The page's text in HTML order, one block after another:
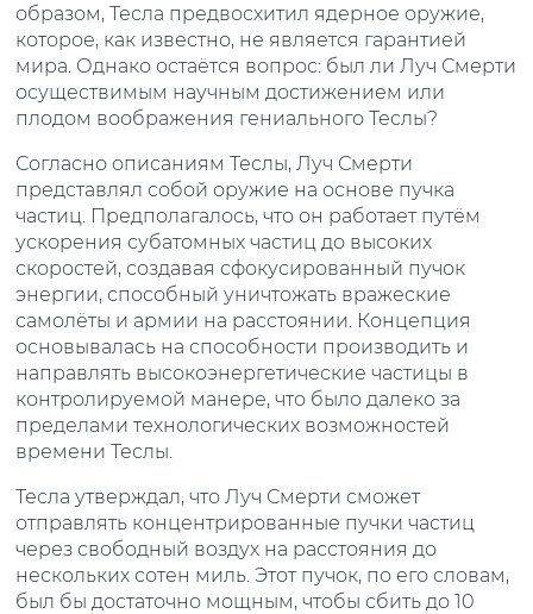
образом, Тесла предвосхитил ядерное оружие,
которое, как известно, не является гарантией
мира. Однако остаётся вопрос: был ли Луч Смерти
осуществимым научным достижением или
плодом воображения гениального Теслы?
Согласно описаниям Теслы, Луч Смерти
представлял собой оружие на основе пучка
частиц. Предполагалось, что он работает путём
ускорения субатомных частиц до высоких
скоростей, создавая сфокусированный пучок
энергии, способный уничтожать вражеские
самолёты и армии на расстоянии. Концепция
основывалась на способности производить и
направлять высокоэнергетические частицы в
контролируемой манере, что было далеко за
пределами технологических возможностей
времени Теслы.
Тесла утверждал, что Луч Смерти сможет
отправлять концентрированные пучки частиц
через свободный воздух на расстояния до
нескольких сотен миль. Этот пучок, по его словам,
был бы достаточно мощным, чтобы сбить до 10